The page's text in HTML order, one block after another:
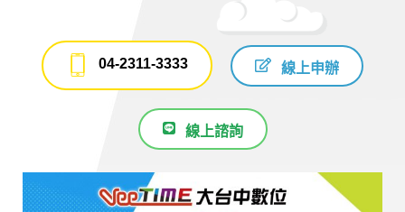
04-2311-3333 線上申辦
線上諮詢